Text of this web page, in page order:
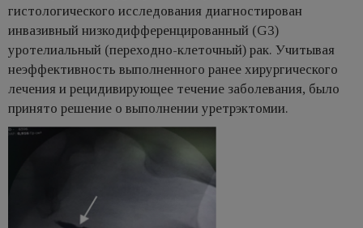
гистологического исследования диагностирован
инвазивный низкодифференцированный (GЗ)
уротелиальный (переходно-клеточный) рак. Учитывая
неэффективность выполненного ранее хирургического
лечения и рецидивирующее течение заболевания, было
принято решение о выполнении уретрэктомии.